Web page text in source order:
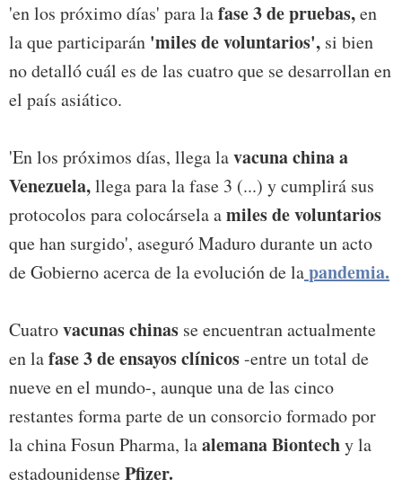
'en los próximo días' para lafase 3 de pruebas,en
la que participarán 'miles de voluntarios', si bien
no detalló cuál es de las cuatro que se desarrollan en
el país asiático.
'En los próximos días, llega lavacuna china a
Venezuela,llega para la fase 3 (...) y cumplirá sus
protocolos para colocársela amiles de voluntarios
que han surgido', aseguró Maduro durante un acto
de Gobierno acerca de la evolución de lapandemia.
Cuatrovacunas chinas se encuentran actualmente
en lafase 3 de ensayos clínicos-entre un total de
nueve en el mundo-, aunque una de las cinco
restantes forma parte de un consorcio formado por
la china Fosun Pharma, laalemana Biontechy la
estadounidensePfizer.